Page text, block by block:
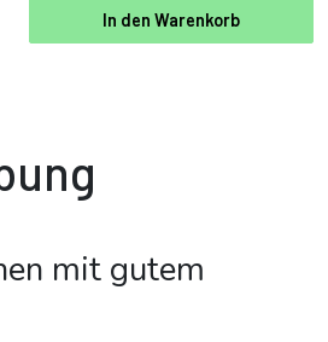
In den Warenkorb
mit gutem